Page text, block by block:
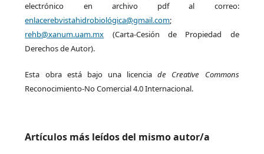
electrónico en archivo pdf al correo:
enlacerebvistahidrobiológica@gmail.com;
rehb@xanum.uam.mx (Carta-Cesión de Propiedad de
Derechos de Autor).
Esta obra está bajo una licenciade Creative Commons
Reconocimiento-No Comercial 4.0 Internacional.
Artículos más leídos del mismo autor/a